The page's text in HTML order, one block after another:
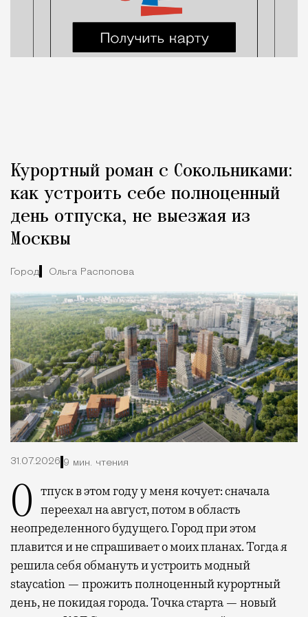
Курортный роман с Сокольниками:
как устроить себе полноценный
день отпуска, не выезжая из
Москвы
Город Ольга Распопова
31.07.2026 9 мин. чтения
Отпуск в этом году у меня кочует: сначала переехал на август, потом в область
неопределенного будущего. Город при этом
плавится и не спрашивает о моих планах. Тогда я
решила себя обмануть и устроить модный
staycation — прожить полноценный курортный
день, не покидая города. Точка старта — новый